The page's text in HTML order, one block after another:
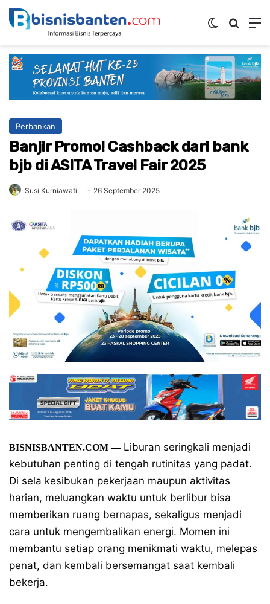
Switch skin
Perbankan
Banjir Promo! Cashback dari bank
bjb di ASITA Travel Fair 2025
Susi Kurniawati 26 September 2025
BISNISBANTEN.COM —Liburan seringkali menjadi
kebutuhan penting di tengah rutinitas yang padat.
Di sela kesibukan pekerjaan maupun aktivitas
harian, meluangkan waktu untuk berlibur bisa
memberikan ruang bernapas, sekaligus menjadi
cara untuk mengembalikan energi. Momen ini
membantu setiap orang menikmati waktu, melepas
penat, dan kembali bersemangat saat kembali
bekerja.